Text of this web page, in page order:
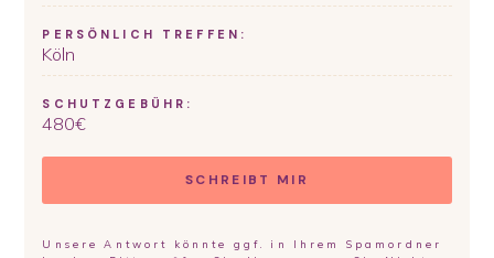
PERSÖNLICH TREFFEN:
Köln
SCHUTZGEBÜHR:
480€
SCHREIBT MIR
Unsere Antwort könnte ggf. in Ihrem Spamordner